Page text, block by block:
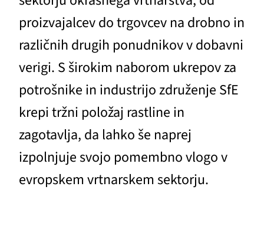
proizvajalcev do trgovcev na drobno in
različnih drugih ponudnikov v dobavni
verigi. S širokim naborom ukrepov za
potrošnike in industrijo združenje SfE
krepi tržni položaj rastline in
zagotavlja, da lahko še naprej
izpolnjuje svojo pomembno vlogo v
evropskem vrtnarskem sektorju.